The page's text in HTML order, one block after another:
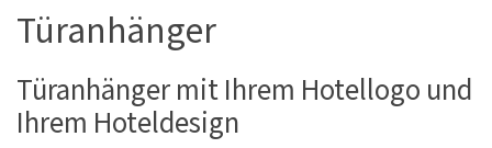
Türanhänger
Türanhänger mit Ihrem Hotellogo und
Ihrem Hoteldesign